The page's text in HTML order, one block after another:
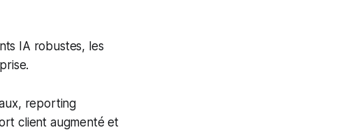
IA robustes, les
reporting
client augmenté et